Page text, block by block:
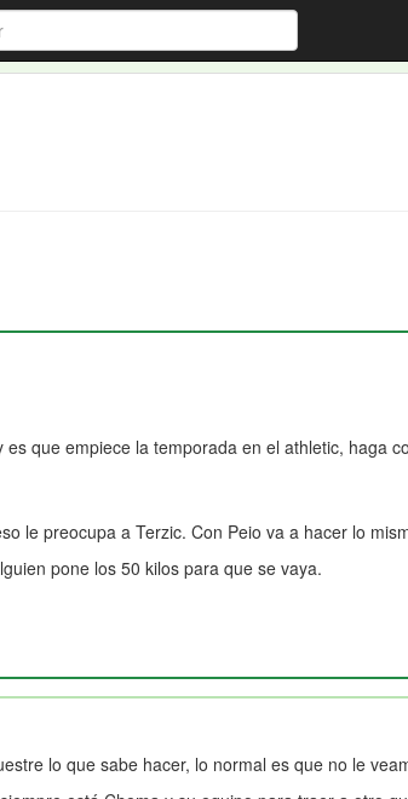
que empiece la temporada en el athletic, haga
le preocupa a Terzic. Con Peio va a hacer lo
pone los 50 kilos para que se vaya.
lo que sabe hacer, lo normal es que no le